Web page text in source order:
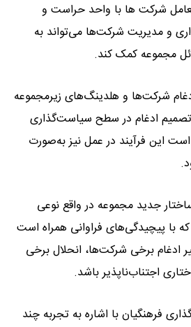
شرکت ها با واحد حراست و
و مدیریت شرکت‌ها می‌تواند به
مجموعه کمک کند.
شرکت‌ها و هلدینگ‌های زیرمجموعه
ادغام در سطح سیاست‌گذاری
است این فرآیند در عمل نیز به‌صورت
جدید مجموعه در واقع نوعی
با پیچیدگی‌های فراوانی همراه است
برخی شرکت‌ها، انحلال برخی
اجتناب‌ناپذیر باشد.
فرهنگیان با اشاره به تجربه چند